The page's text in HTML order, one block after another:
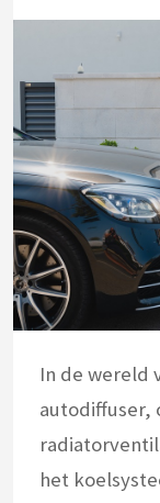
In de wereld
autodiffuser,
het